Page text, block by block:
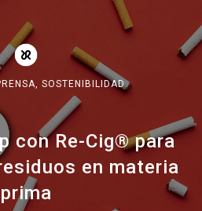
SOSTENIBILIDAD
con Re-Cig® para
en materia
prima
Noticias Descargar